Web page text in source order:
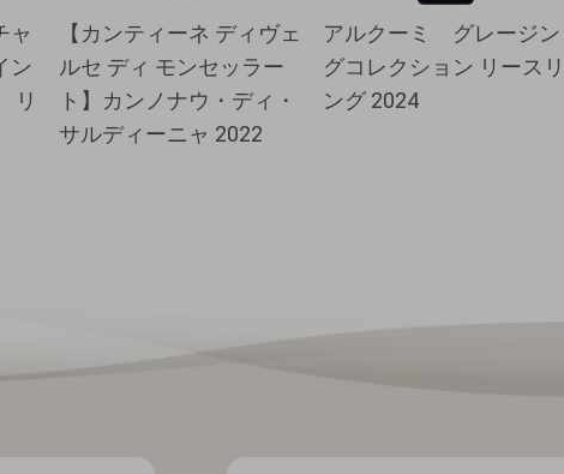
ャ
ン
リ
【カンティーネ ディヴェ
ルセ ディ モンセッラー
ト】カンノナウ・ディ・
サルディーニャ 2022
アルクーミ グレージン
グコレクション リースリ
ング 2024